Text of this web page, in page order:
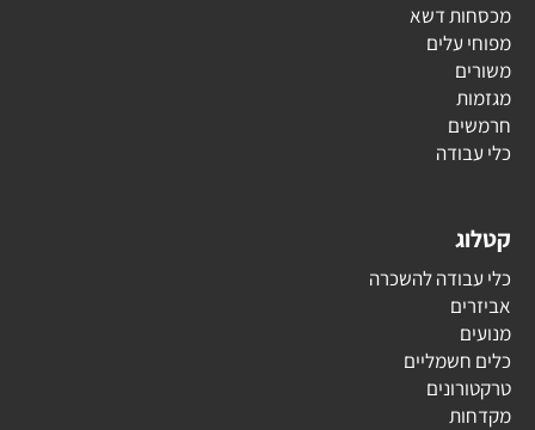
מכסחות דשא
מפוחי עלים
משורים
מגזמות
חרמשים
כלי עבודה
קטלוג
כלי עבודה להשכרה
אביזרים
מנועים
כלים חשמליים
טרקטורונים
מקדחות